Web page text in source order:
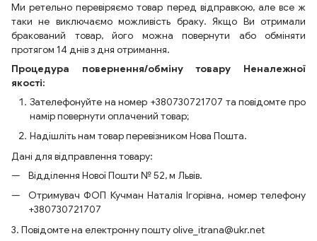
Ми ретельно перевіряємо товар перед відправкою, але все ж
таки не виключаємо можливість браку. Якщо Ви отримали
бракований товар, його можна повернути або обміняти
протягом 14 днів з дня отримання.
Процедура повернення/обміну товару Неналежної
якості:
Зателефонуйте на номер +380730721707 та повідомте про
намір повернути оплачений товар;
Надішліть нам товар перевізником Нова Пошта.
Дані для відправлення товару:
Відділення Нової Пошти № 52, м Львів.
Отримувач ФОП Кучман Наталія Ігорівна, номер телефону
+380730721707
3. Повідомте на електронну пошту olive_itrana@ukr.net